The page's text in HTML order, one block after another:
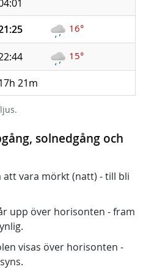
16°
15°
21m
solnedgång och
vara mörkt (natt) - till bli
upp över horisonten - fram
visas över horisonten -